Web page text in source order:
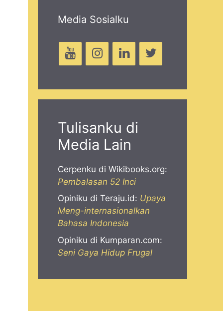
Media Sosialku
Tulisanku di
Media Lain
Cerpenku di Wikibooks.org:
Pembalasan 52 Inci
Opiniku di Teraju.id: Upaya
Meng-internasionalkan
Bahasa Indonesia
Opiniku di Kumparan.com:
Seni Gaya Hidup Frugal